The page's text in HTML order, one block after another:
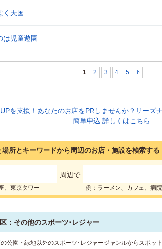
く天国
は児童遊園
1 2 3 4 5 6
場所とキーワードから周辺のお店・施設を検索する
周辺で
、東京タワー 例：ラーメン、カフェ、病
：その他のスポーツ･レジャー
公園・緑地以外のスポーツ･レジャージャンルからスポッ